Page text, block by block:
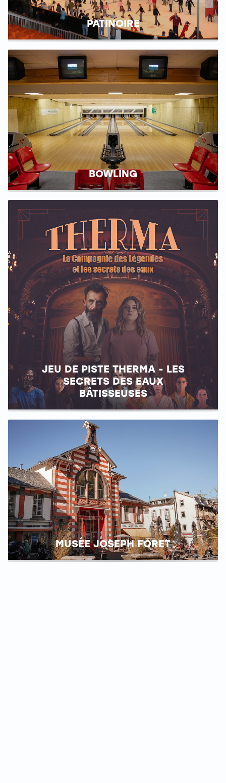
PATINOIRE
BOWLING
JEU DE PISTE THERMA - LES
SECRETS DES EAUX
BÂTISSEUSES
MUSÉE JOSEPH FORET